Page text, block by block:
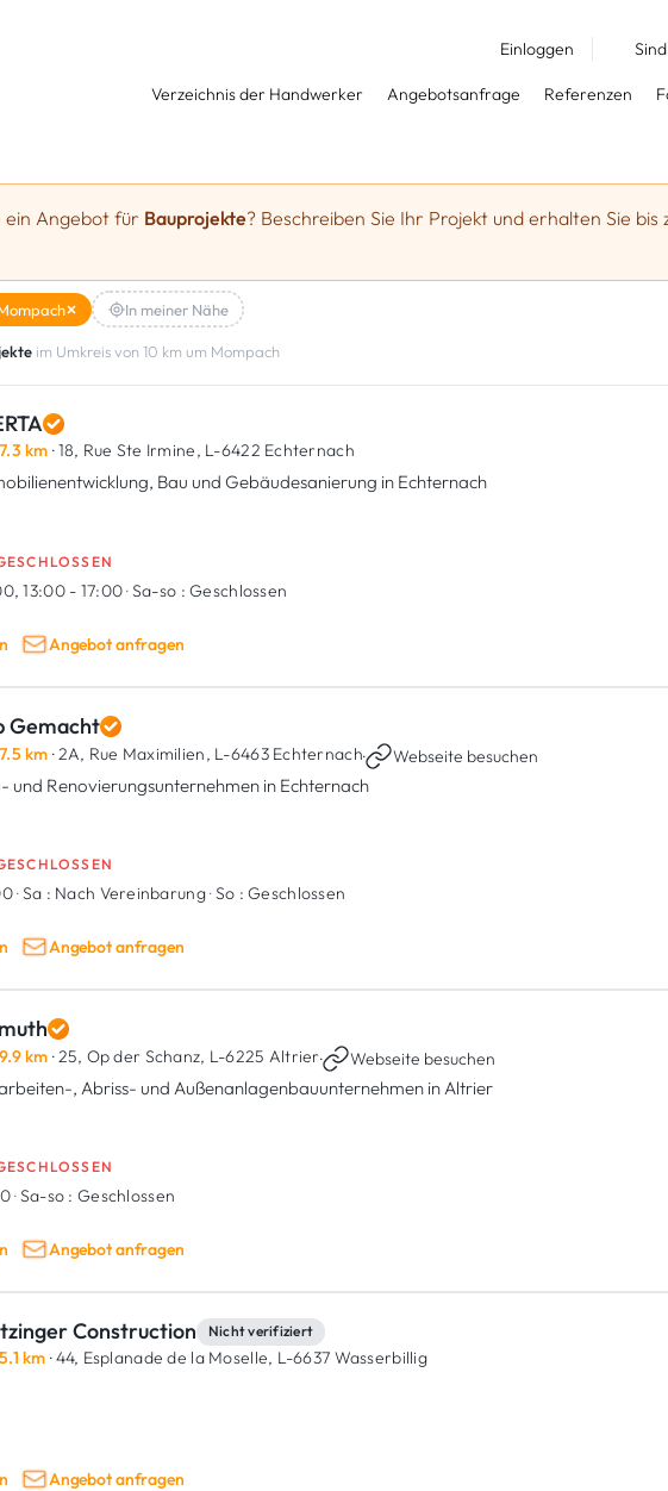
Einloggen
Verzeichnis der Handwerker Angebotsanfrage Referenzen
ein Angebot für Bauprojekte? Beschreiben Sie Ihr Projekt und erhalten Sie bis
In meiner Nähe
im Umkreis von 10 km um Mompach
7.3 km · 18, Rue Ste Irmine, L-6422 Echternach
Bau und Gebäudesanierung in Echternach
13:00 - 17:00·Sa-so : Geschlossen
Angebot anfragen
Gemacht
7.5 km · 2A, Rue Maximilien, L-6463 Echternach· Webseite besuchen
und Renovierungsunternehmen in Echternach
·Sa : Nach Vereinbarung·So : Geschlossen
Angebot anfragen
9.9 km · 25, Op der Schanz, L-6225 Altrier· Webseite besuchen
, Abriss- und Außenanlagenbauunternehmen in Altrier
·Sa-so : Geschlossen
Angebot anfragen
Construction Nicht verifiziert
5.1 km · 44, Esplanade de la Moselle, L-6637 Wasserbillig
Angebot anfragen